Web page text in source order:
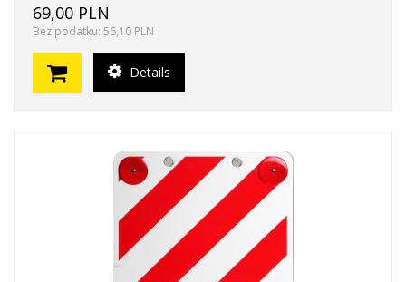
69,00 PLN
Bez podatku: 56,10 PLN
Details